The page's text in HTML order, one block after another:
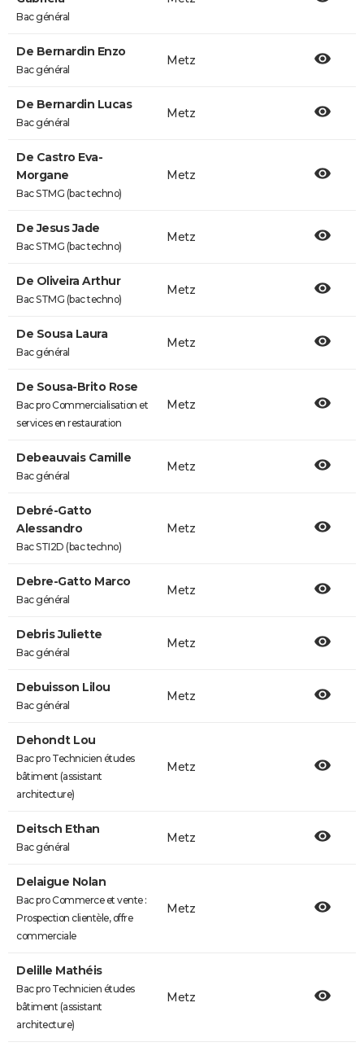
Bac général
De Bernardin Enzo
Bac général
Metz
De Bernardin Lucas
Bac général
Metz
De Castro Eva-
Morgane
Bac STMG (bac techno)
Metz
De Jesus Jade
Bac STMG (bac techno)
Metz
De Oliveira Arthur
Bac STMG (bac techno)
Metz
De Sousa Laura
Bac général
Metz
De Sousa-Brito Rose
Bac pro Commercialisation et
services en restauration
Metz
Debeauvais Camille
Bac général
Metz
Debré-Gatto
Alessandro
Bac STI2D (bac techno)
Metz
Debre-Gatto Marco
Bac général
Metz
Debris Juliette
Bac général
Metz
Debuisson Lilou
Bac général
Metz
Dehondt Lou
Bac pro Technicien études
bâtiment (assistant
architecture)
Metz
Deitsch Ethan
Bac général
Metz
Delaigue Nolan
Bac pro Commerce et vente :
Prospection clientèle, offre
commerciale
Metz
Delille Mathéis
Bac pro Technicien études
bâtiment (assistant
architecture)
Metz